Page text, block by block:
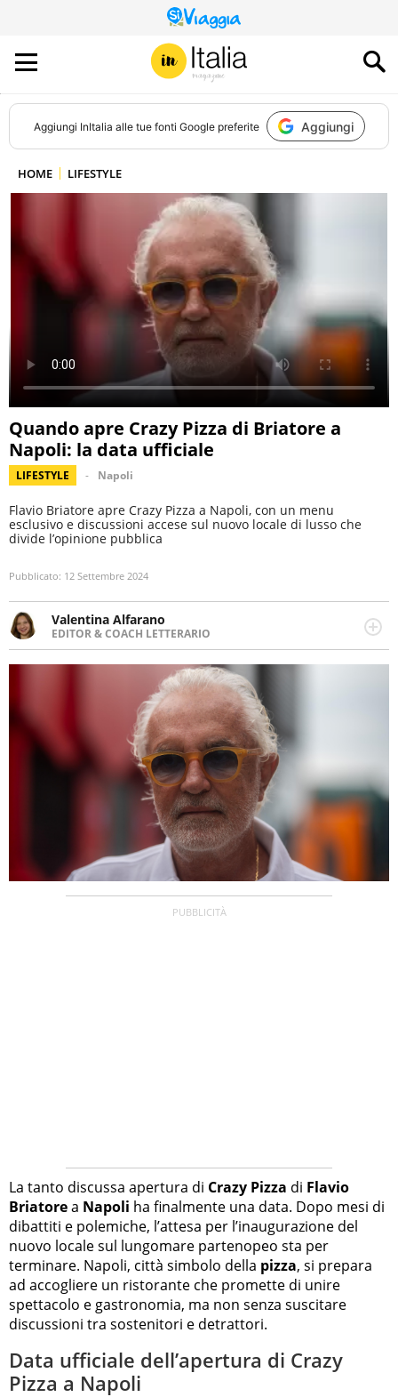
QUESTO
SITO
CONTRIBUISCE
ALL’AUDIENCE
DI
Aggiungi InItalia alle tue fonti Google preferite Aggiungi
HOME LIFESTYLE
Quando apre Crazy Pizza di Briatore a
Napoli: la data ufficiale
LIFESTYLE Napoli
Flavio Briatore apre Crazy Pizza a Napoli, con un menu
esclusivo e discussioni accese sul nuovo locale di lusso che
divide l’opinione pubblica
Pubblicato: 12 Settembre 2024
Valentina Alfarano
EDITOR & COACH LETTERARIO
Lavorare con le storie è la mia missione! Specializzata in
storytelling di viaggi, lavoro come editor di narrativa e
coach di scrittura creativa.
La tanto discussa apertura di Crazy Pizza di Flavio
Briatorea Napoli ha finalmente una data. Dopo mesi di
dibattiti e polemiche, l’attesa per l’inaugurazione del
nuovo locale sul lungomare partenopeo sta per
terminare. Napoli, città simbolo della pizza, si prepara
ad accogliere un ristorante che promette di unire
spettacolo e gastronomia, ma non senza suscitare
discussioni tra sostenitori e detrattori.
Data ufficiale dell’apertura di Crazy
Pizza a Napoli